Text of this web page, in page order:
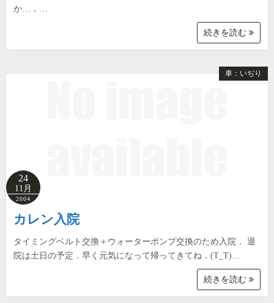
か…．…
続きを読む
車：いぢり
24
11月
2004
カレン入院
タイミングベルト交換＋ウォーターポンプ交換のため入院． 退
院は土日の予定．早く元気になって帰ってきてね．(T_T)…
続きを読む